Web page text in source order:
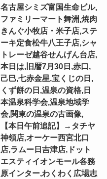
名古屋シミズ富国生命ビル,
ファミリーマート舞洲,焼肉
きんぐ小牧店・米子店,ステ
ーキ定食松牛八王子店,シャ
トレーゼ越谷せんげん台店,
本日は,旧暦7月30日,赤口,
己巳,七赤金星,宝くじの日,
くず餅の日,温泉の資格,日
本温泉科学会,温泉地域学
会,関東の温泉の古画像,
【本日午前追記】→タチヤ
神領店,オーケー西宮北口
店,ラムー日吉津店,ドット
エスティイオンモール各務
原インター,わくわく広場志